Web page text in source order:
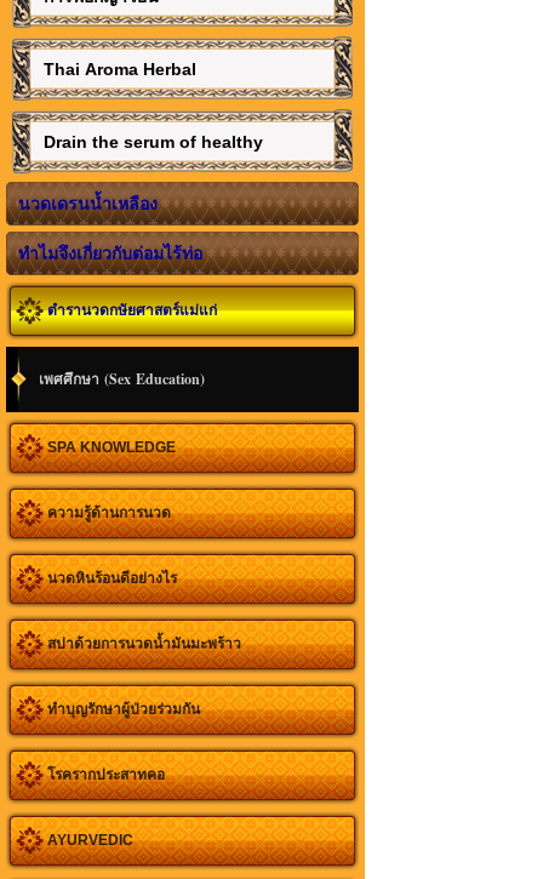
Thai Aroma Herbal
Drain the serum of healthy
นวดเดรนน้ำเหลือง
ทำไมจึงเกี่ยวกับต่อมไร้ท่อ
ตำรานวดกษัยศาสตร์แม่แก่
เพศศึกษา (Sex Education)
SPA KNOWLEDGE
ความรู้ด้านการนวด
นวดหินร้อนดีอย่างไร
สปาด้วยการนวดน้ำมันมะพร้าว
ทำบุญรักษาผู้ป่วยร่วมกัน
โรครากประสาทคอ
AYURVEDIC